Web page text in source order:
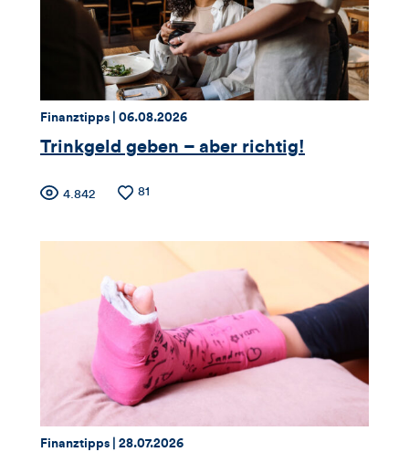
Thema:
Finanztipps | Datum:
06.08.2026
Trinkgeld geben – aber richtig!
Zähler
für
Views,
Likes
und
Kommentare
dieses
Anzahl4.842
Anzahl
81
Thema:
Finanztipps | Datum:
28.07.2026